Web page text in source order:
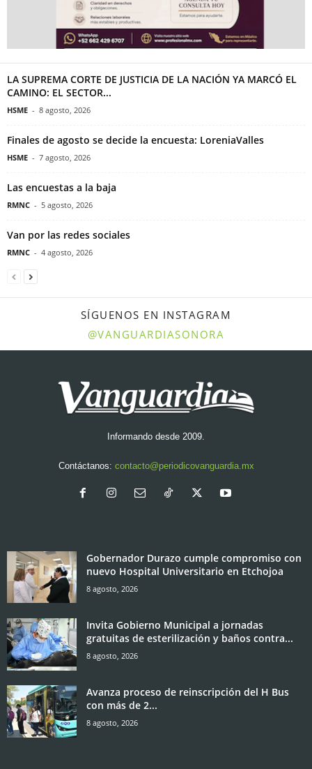
LA SUPREMA CORTE DE JUSTICIA DE LA NACIÓN YA MARCÓ EL
CAMINO: EL SECTOR...
HSME - 8 agosto, 2026
Finales de agosto se decide la encuesta: LoreniaValles
HSME - 7 agosto, 2026
Las encuestas a la baja
RMNC - 5 agosto, 2026
Van por las redes sociales
RMNC - 4 agosto, 2026
SÍGUENOS EN INSTAGRAM
@VANGUARDIASONORA
Informando desde 2009.
Contáctanos: contacto@periodicovanguardia.mx
Gobernador Durazo cumple compromiso con
nuevo Hospital Universitario en Etchojoa
8 agosto, 2026
Invita Gobierno Municipal a jornadas
gratuitas de esterilización y baños contra...
8 agosto, 2026
Avanza proceso de reinscripción del H Bus
con más de 2...
8 agosto, 2026